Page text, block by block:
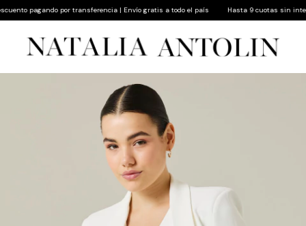
pagando por transferencia | Envío gratis a todo el país Hasta 9 cuotas sin interés